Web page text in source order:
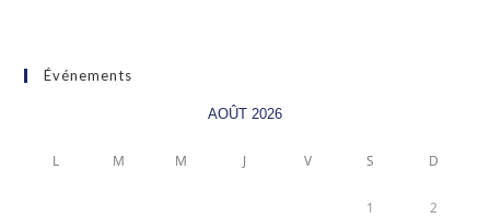
Événements
AOÛT 2026
L M M J V S D
1 2